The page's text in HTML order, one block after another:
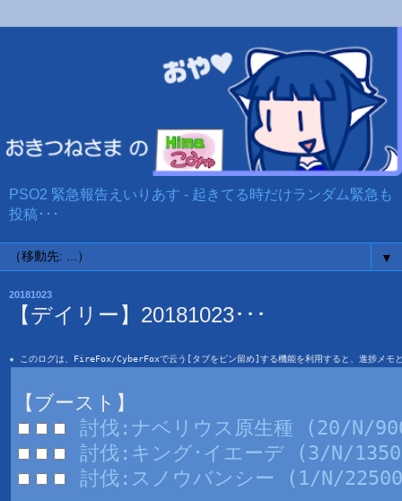
PSO2 緊急報告えいりあす - 起きてる時だけランダム緊急も
投稿･･･
▼
20181023
【デイリー】20181023･･･
★ このログは、FireFox/CyberFoxで云う[タブをピン留め]する機能を利用すると、進捗メモ
【ブースト】
討伐:ナベリウス原生種 (20/N/
討伐:キング･イエーデ (3/N/
討伐:スノウバンシー (1/N/